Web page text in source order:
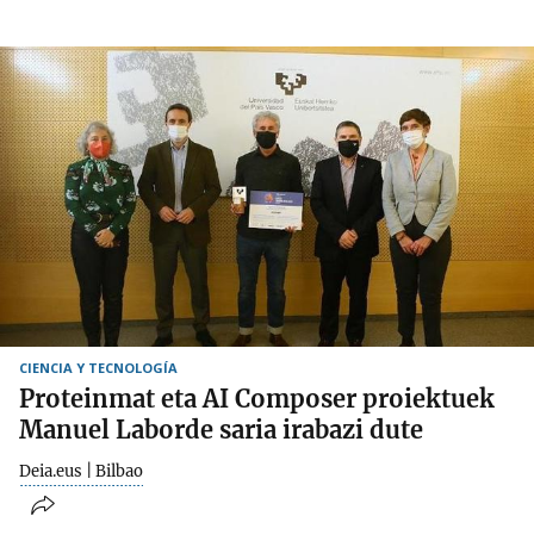
CIENCIA Y TECNOLOGÍA
Proteinmat eta AI Composer proiektuek
Manuel Laborde saria irabazi dute
Deia.eus | Bilbao